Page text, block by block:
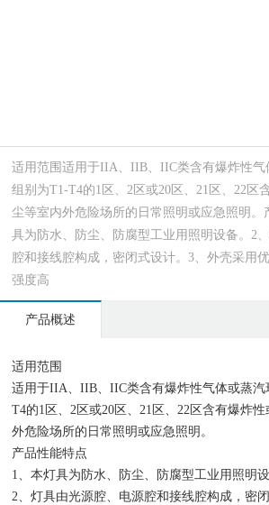
适用范围适用于IIA、IIB、IIC类含有爆炸性气
组别为T1-T4的1区、2区或20区、21区、22区
尘等室内外危险场所的日常照明或应急照明。
具为防水、防尘、防腐型工业用照明设备。2
腔和接线腔构成，密闭式设计。3、外壳采用
强度高
产品概述
适用范围
适用于IIA、IIB、IIC类含有爆炸性气体或蒸汽
T4的1区、2区或20区、21区、22区含有爆炸
外危险场所的日常照明或应急照明。
产品性能特点
1、本灯具为防水、防尘、防腐型工业用照明设
2、灯具由光源腔、电源腔和接线腔构成，密闭